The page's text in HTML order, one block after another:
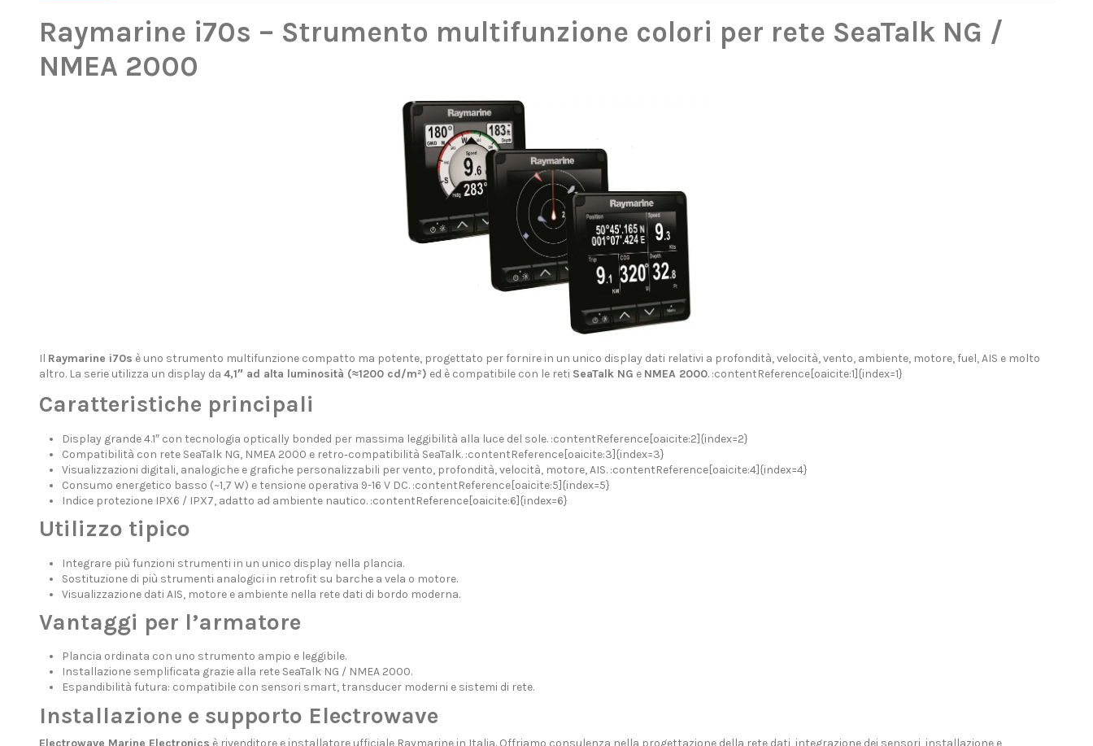
Raymarine i70s – Strumento multifunzione colori per rete SeaTalk NG /
NMEA 2000
Il Raymarine i70s è uno strumento multifunzione compatto ma potente, progettato per fornire in un unico display dati relativi a profondità, velocità, vento, ambiente, motore, fuel, AIS e molto
altro. La serie utilizza un display da 4,1″ ad alta luminosità (≈1200 cd/m²) ed è compatibile con le reti SeaTalk NG e NMEA 2000. :contentReference[oaicite:1]{index=1}
Caratteristiche principali
Display grande 4.1″ con tecnologia optically bonded per massima leggibilità alla luce del sole. :contentReference[oaicite:2]{index=2}
Compatibilità con rete SeaTalk NG, NMEA 2000 e retro‐compatibilità SeaTalk. :contentReference[oaicite:3]{index=3}
Visualizzazioni digitali, analogiche e grafiche personalizzabili per vento, profondità, velocità, motore, AIS. :contentReference[oaicite:4]{index=4}
Consumo energetico basso (~1,7 W) e tensione operativa 9-16 V DC. :contentReference[oaicite:5]{index=5}
Indice protezione IPX6 / IPX7, adatto ad ambiente nautico. :contentReference[oaicite:6]{index=6}
Utilizzo tipico
Integrare più funzioni strumenti in un unico display nella plancia.
Sostituzione di più strumenti analogici in retrofit su barche a vela o motore.
Visualizzazione dati AIS, motore e ambiente nella rete dati di bordo moderna.
Vantaggi per l’armatore
Plancia ordinata con uno strumento ampio e leggibile.
Installazione semplificata grazie alla rete SeaTalk NG / NMEA 2000.
Espandibilità futura: compatibile con sensori smart, transducer moderni e sistemi di rete.
Installazione e supporto Electrowave
Electrowave Marine Electronics è rivenditore e installatore ufficiale Raymarine in Italia. Offriamo consulenza nella progettazione della rete dati, integrazione dei sensori, installazione e